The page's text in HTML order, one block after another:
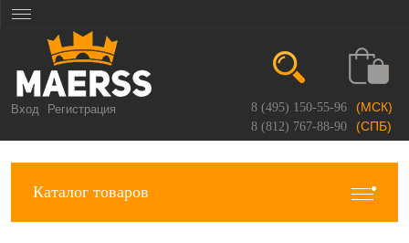
Вход Регистрация 8 (495) 150-55-96 (МСК)
8 (812) 767-88-90 (СПБ)
Каталог товаров